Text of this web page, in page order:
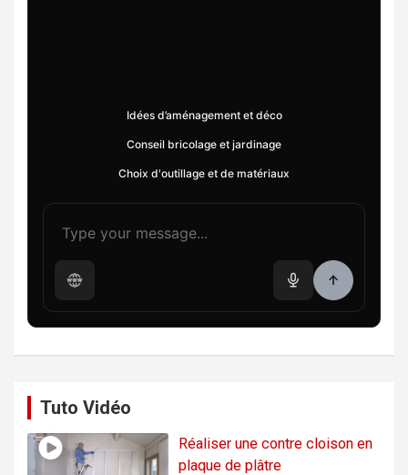
Idées d’aménagement et déco
Conseil bricolage et jardinage
Choix d'outillage et de matériaux
Tuto Vidéo
Réaliser une contre cloison en
plaque de plâtre